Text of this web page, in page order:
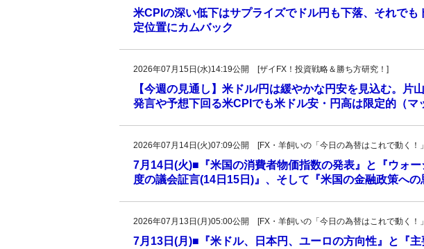
米CPIの深い低下はサプライズでドル円も下落、それでも
定位置にカムバック
2026年07月15日(水)14:19公開 [ザイFX！投資戦略＆勝ち方研究！]
【今週の見通し】米ドル/円は緩やかな円安を見込む。片
発言や予想下回る米CPIでも米ドル安・円高は限定的（
2026年07月14日(火)07:09公開 [FX・羊飼いの「今日の為替はこれで動く！
7月14日(火)■『米国の消費者物価指数の発表』と『ウォ
度の議会証言(14日15日)』、そして『米国の金融政策へ
2026年07月13日(月)05:00公開 [FX・羊飼いの「今日の為替はこれで動く！
7月13日(月)■『米ドル、日本円、ユーロの方向性』と『